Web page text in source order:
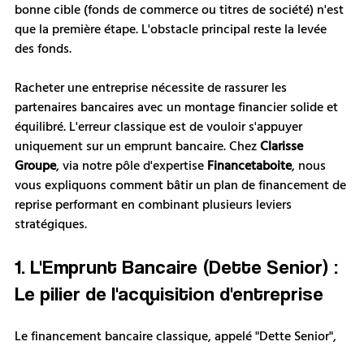
bonne cible (fonds de commerce ou titres de société) n'est
que la première étape. L'obstacle principal reste la levée
des fonds.
Racheter une entreprise nécessite de rassurer les
partenaires bancaires avec un montage financier solide et
équilibré. L'erreur classique est de vouloir s'appuyer
uniquement sur un emprunt bancaire. Chez Clarisse
Groupe, via notre pôle d'expertise Financetaboite, nous
vous expliquons comment bâtir un plan de financement de
reprise performant en combinant plusieurs leviers
stratégiques.
1. L'Emprunt Bancaire (Dette Senior) :
Le pilier de l'acquisition d'entreprise
Le financement bancaire classique, appelé "Dette Senior",